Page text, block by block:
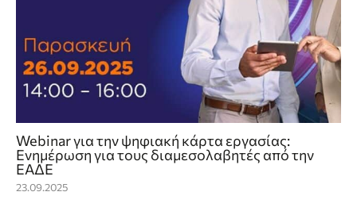
Webinar για την ψηφιακή κάρτα εργασίας:
Ενημέρωση για τους διαμεσολαβητές από την
ΕΑΔΕ
23.09.2025